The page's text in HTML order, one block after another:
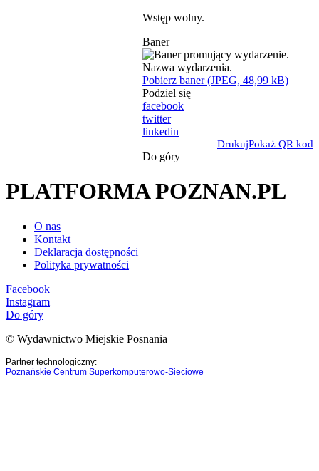
Wstęp wolny.
Baner
Pobierz baner (JPEG, 48,99 kB)
Podziel się
facebook
twitter
linkedin
DrukujPokaż QR kod
Do góry
PLATFORMA POZNAN.PL
O nas
Kontakt
Deklaracja dostępności
Polityka prywatności
Facebook
Instagram
Do góry
© Wydawnictwo Miejskie Posnania
Partner technologiczny:
Poznańskie Centrum Superkomputerowo-Sieciowe